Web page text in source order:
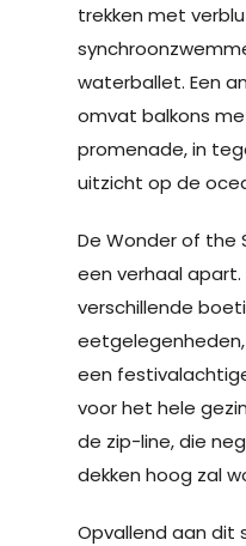
trekken met
waterballet. Een
omvat balkons
promenade, in
uitzicht op de
De Wonder of the
een verhaal
verschillende
een
voor het hele
de zip-line, die
dekken hoog zal
Opvallend aan dit